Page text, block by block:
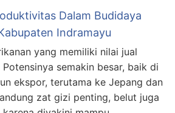
Dalam Budidaya
Indramayu
yang memiliki nilai jual
semakin besar, baik di
ekspor, terutama ke Jepang dan
zat gizi penting, belut juga